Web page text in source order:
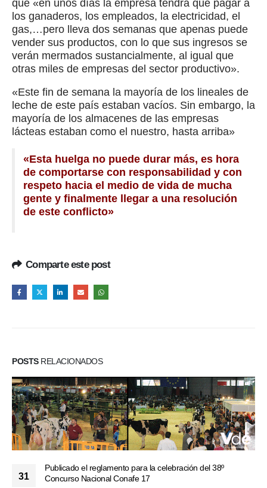
que «en unos días la empresa tendrá que pagar a
los ganaderos, los empleados, la electricidad, el
gas,…pero lleva dos semanas que apenas puede
vender sus productos, con lo que sus ingresos se
verán mermados sustancialmente, al igual que
otras miles de empresas del sector productivo».
«Este fin de semana la mayoría de los lineales de
leche de este país estaban vacíos. Sin embargo, la
mayoría de los almacenes de las empresas
lácteas estaban como el nuestro, hasta arriba»
«Esta huelga no puede durar más, es hora
de comportarse con responsabilidad y con
respeto hacia el medio de vida de mucha
gente y finalmente llegar a una resolución
de este conflicto»
Comparte este post
POSTSRELACIONADOS
31
Publicado el reglamento para la celebración del 38º
Concurso Nacional Conafe 17